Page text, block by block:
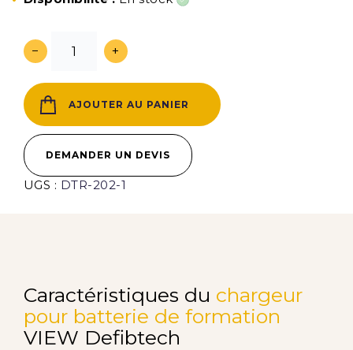
− +
AJOUTER AU PANIER
DEMANDER UN DEVIS
UGS : DTR-202-1
Caractéristiques du chargeur
pour batterie de formation
VIEW Defibtech